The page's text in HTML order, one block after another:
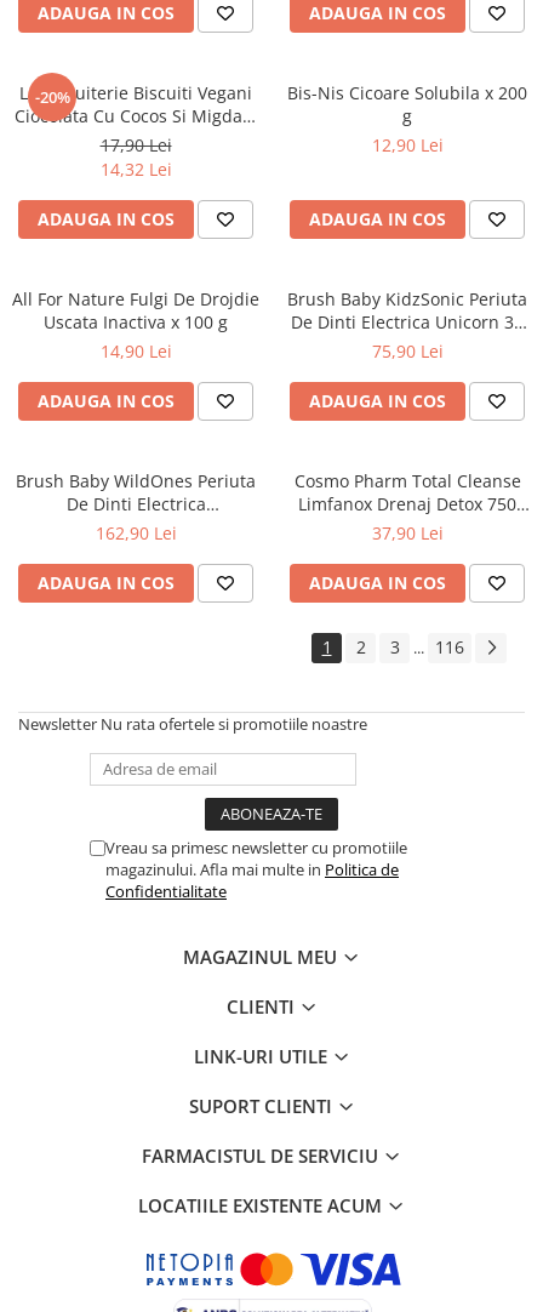
ADAUGA IN COS ADAUGA IN COS
-20%
La Biscuiterie Biscuiti Vegani
Ciocolata Cu Cocos Si Migdale
x 120 g
17,90 Lei
14,32 Lei
ADAUGA IN COS
Bis-Nis Cicoare Solubila x 200
g
12,90 Lei
ADAUGA IN COS
All For Nature Fulgi De Drojdie
Uscata Inactiva x 100 g
14,90 Lei
ADAUGA IN COS
Brush Baby KidzSonic Periuta
De Dinti Electrica Unicorn 3+
ani - BRB 381
75,90 Lei
ADAUGA IN COS
Brush Baby WildOnes Periuta
De Dinti Electrica
Reincarcabila Evie Elephant 0-
162,90 Lei
ADAUGA IN COS
Cosmo Pharm Total Cleanse
Limfanox Drenaj Detox 750
mg x 30 cps. veg.
37,90 Lei
ADAUGA IN COS
1 2 3 ... 116
Newsletter Nu rata ofertele si promotiile noastre
Vreau sa primesc newsletter cu promotiile
magazinului. Afla mai multe in Politica de
Confidentialitate
MAGAZINUL MEU
CLIENTI
LINK-URI UTILE
SUPORT CLIENTI
FARMACISTUL DE SERVICIU
LOCATIILE EXISTENTE ACUM